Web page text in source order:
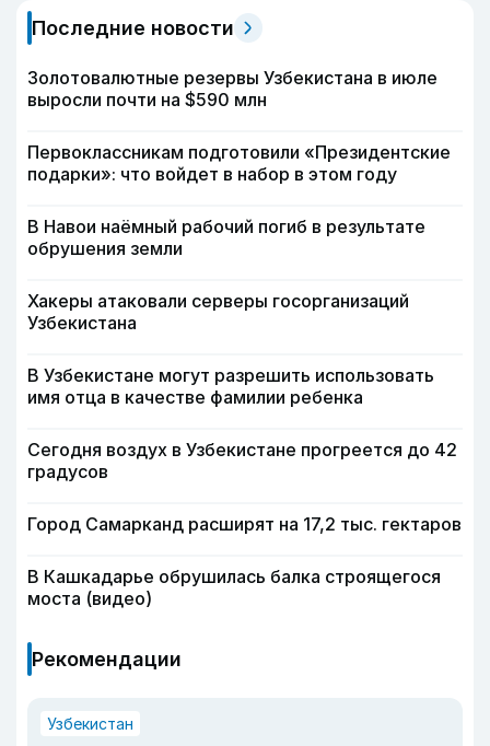
Последние новости
Золотовалютные резервы Узбекистана в июле
выросли почти на $590 млн
Первоклассникам подготовили «Президентские
подарки»: что войдет в набор в этом году
В Навои наёмный рабочий погиб в результате
обрушения земли
Хакеры атаковали серверы госорганизаций
Узбекистана
В Узбекистане могут разрешить использовать
имя отца в качестве фамилии ребенка
Сегодня воздух в Узбекистане прогреется до 42
градусов
Город Самарканд расширят на 17,2 тыс. гектаров
В Кашкадарье обрушилась балка строящегося
моста (видео)
Рекомендации
Узбекистан